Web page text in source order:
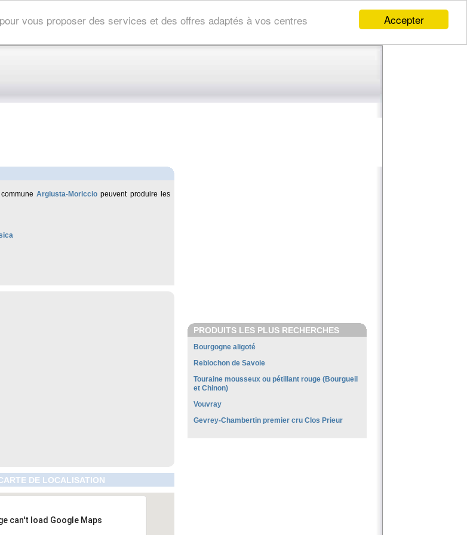
Accepter
vous proposer des services et des offres adaptés à vos centres
Argiusta-Moriccio peuvent produire les
DE LOCALISATION
can't load Google Maps
PRODUITS LES PLUS RECHERCHES
Bourgogne aligoté
Reblochon de Savoie
Touraine mousseux ou pétillant rouge (Bourgueil
et Chinon)
Vouvray
Gevrey-Chambertin premier cru Clos Prieur